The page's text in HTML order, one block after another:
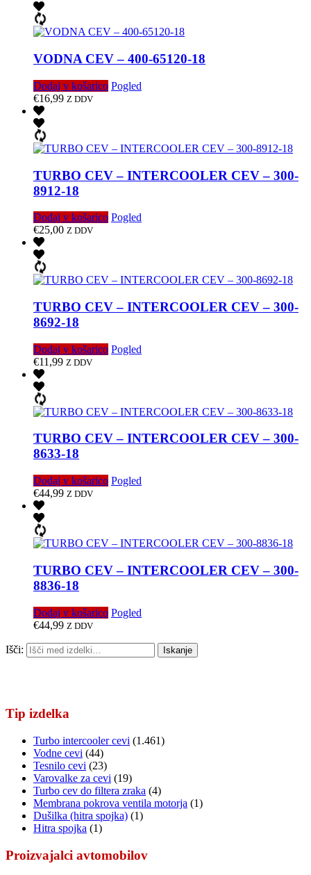
VODNA CEV – 400-65120-18
Dodaj v košarico Pogled
€16,99 Z DDV
TURBO CEV – INTERCOOLER CEV – 300-
8912-18
Dodaj v košarico Pogled
€25,00 Z DDV
TURBO CEV – INTERCOOLER CEV – 300-
8692-18
Dodaj v košarico Pogled
€11,99 Z DDV
TURBO CEV – INTERCOOLER CEV – 300-
8633-18
Dodaj v košarico Pogled
€44,99 Z DDV
TURBO CEV – INTERCOOLER CEV – 300-
8836-18
Dodaj v košarico Pogled
€44,99 Z DDV
Išči: Iskanje
Tip izdelka
Turbo intercooler cevi (1.461)
Vodne cevi (44)
Tesnilo cevi (23)
Varovalke za cevi (19)
Turbo cev do filtera zraka (4)
Membrana pokrova ventila motorja (1)
Dušilka (hitra spojka) (1)
Hitra spojka (1)
Proizvajalci avtomobilov